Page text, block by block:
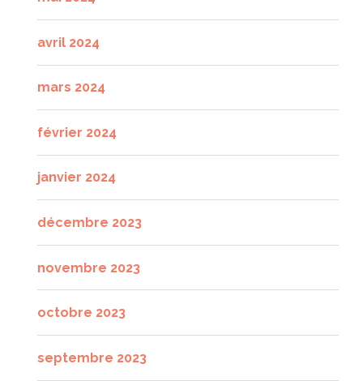
avril 2024
mars 2024
février 2024
janvier 2024
décembre 2023
novembre 2023
octobre 2023
septembre 2023